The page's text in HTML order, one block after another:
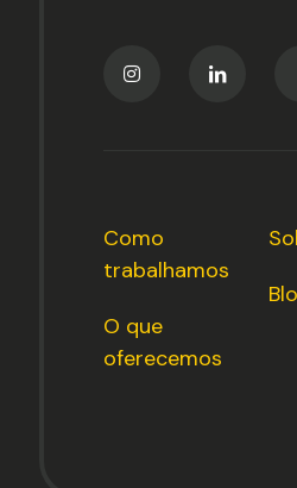
Como
trabalhamos
O que
oferecemos